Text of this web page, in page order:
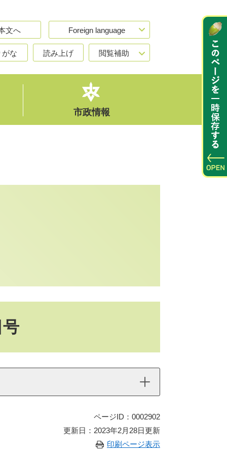
文へ Foreign language
がな 読み上げ 閲覧補助
市政情報
ページID：0002902
更新日：2023年2月28日更新
印刷ページ表示